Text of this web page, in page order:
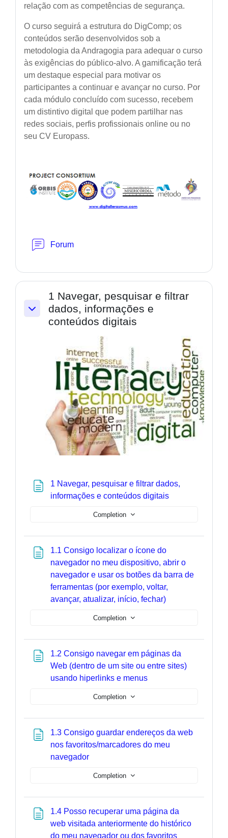
relação com as competências de segurança.
O curso seguirá a estrutura do DigComp; os
conteúdos serão desenvolvidos sob a
metodologia da Andragogia para adequar o curso
às exigências do público-alvo. A gamificação terá
um destaque especial para motivar os
participantes a continuar e avançar no curso. Por
cada módulo concluído com sucesso, recebem
um distintivo digital que podem partilhar nas
redes sociais, perfis profissionais online ou no
seu CV Europass.
Forum
1 Navegar, pesquisar e filtrar
dados, informações e
conteúdos digitais
1 Navegar, pesquisar e filtrar dados,
informações e conteúdos digitaisPage
Completion
1.1 Consigo localizar o ícone do
navegador no meu dispositivo, abrir o
navegador e usar os botões da barra de
ferramentas (por exemplo, voltar,
avançar, atualizar, início, fechar)Page
Completion
1.2 Consigo navegar em páginas da
Web (dentro de um site ou entre sites)
usando hiperlinks e menusPage
Completion
1.3 Consigo guardar endereços da web
nos favoritos/marcadores do meu
navegadorPage
Completion
1.4 Posso recuperar uma página da
web visitada anteriormente do histórico
do meu navegador ou dos favoritosPage